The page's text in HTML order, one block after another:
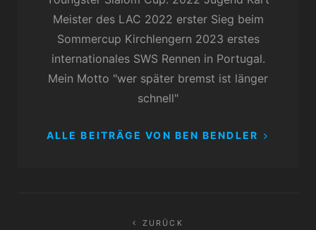
Meister des LAC 2022 erster Sieg beim
Sommercup Kirchlengern 2023 erstes
internationales SWS Rennen in Portugal.
Mein Motto "wer später bremst ist länger
schnell"
ALLE BEITRÄGE VON BEN BENDLER
ZURÜCK